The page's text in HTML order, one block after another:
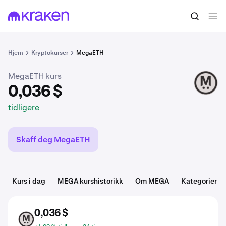
Hjem Kryptokurser MegaETH
0,036 $ Kjøp MEGA
MegaETH kurs
0,036 $
tidligere
MEGA
Skaff deg MegaETH
Kurs i dag MEGA kurshistorikk Om MEGA Kategorier
MEGA
0,036 $